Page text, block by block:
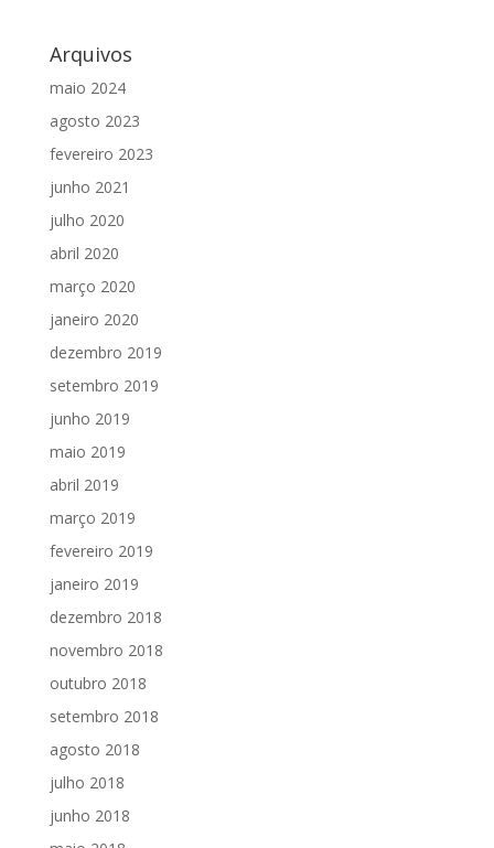
Arquivos
maio 2024
agosto 2023
fevereiro 2023
junho 2021
julho 2020
abril 2020
março 2020
janeiro 2020
dezembro 2019
setembro 2019
junho 2019
maio 2019
abril 2019
março 2019
fevereiro 2019
janeiro 2019
dezembro 2018
novembro 2018
outubro 2018
setembro 2018
agosto 2018
julho 2018
junho 2018